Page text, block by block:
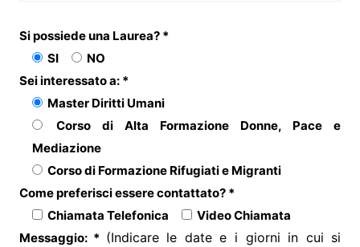
Si possiede una Laurea? *
SI
NO
Sei interessato a: *
Master Diritti Umani
Corso di Alta Formazione Donne, Pace e
Mediazione
Corso di Formazione Rifugiati e Migranti
Come preferisci essere contattato? *
Chiamata Telefonica
Video Chiamata
Messaggio: * (Indicare le date e i giorni in cui si